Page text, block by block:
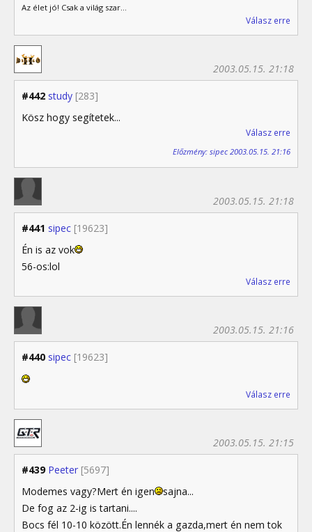
Az élet jó! Csak a világ szar...
Válasz erre
#442 study [283]
2003.05.15. 21:18
Kösz hogy segítetek...
Válasz erre
Előzmény: sipec 2003.05.15. 21:16
#441 sipec [19623]
2003.05.15. 21:18
Én is az vok
56-os:lol
Válasz erre
#440 sipec [19623]
2003.05.15. 21:16
Válasz erre
#439 Peeter [5697]
2003.05.15. 21:15
Modemes vagy?Mert én igen
sajna...
De fog az 2-ig is tartani....
Bocs fél 10-10 között.Én lennék a gazda,mert én nem tok